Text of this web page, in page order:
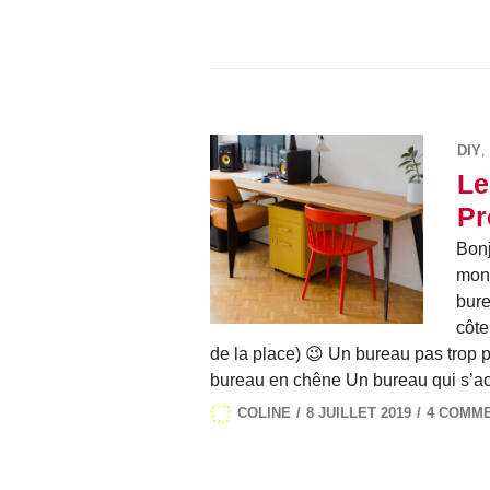
DIY,
de la place) 😉 Un bureau pas trop
bureau en chêne Un bureau qui
COLINE 8 JUILLET 2019 4